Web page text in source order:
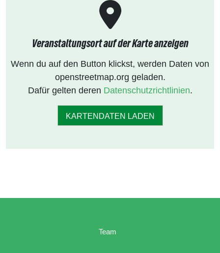
Veranstaltungsort auf der Karte anzeigen
Wenn du auf den Button klickst, werden Daten von
openstreetmap.org geladen.
Dafür gelten deren Datenschutzrichtlinien.
KARTENDATEN LADEN
Team